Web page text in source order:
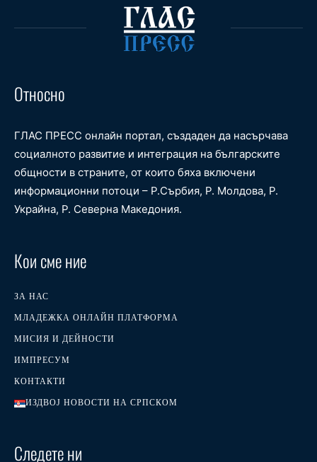
Относно
ГЛАС ПРЕСС онлайн портал, създаден да насърчава
социалното развитие и интеграция на българските
общности в страните, от които бяха включени
информационни потоци – Р.Сърбия, Р. Молдова, Р.
Украйна, Р. Северна Македония.
Кои сме ние
ЗА НАС
МЛАДЕЖКА ОНЛАЙН ПЛАТФОРМА
МИСИЯ И ДЕЙНОСТИ
ИМПРЕСУМ
КОНТАКТИ
ИЗДВОЈ НОВОСТИ НА СРПСКОМ
Следете ни